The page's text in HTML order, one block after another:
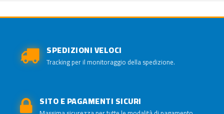
SPEDIZIONI VELOCI
Tracking per il monitoraggio della spedizione.
SITO E PAGAMENTI SICURI